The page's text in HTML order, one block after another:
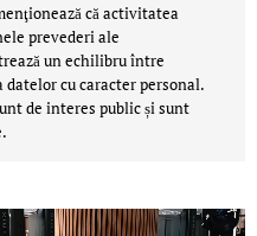
că activitatea
prevederi ale
un echilibru între
cu caracter personal.
de interes public și sunt